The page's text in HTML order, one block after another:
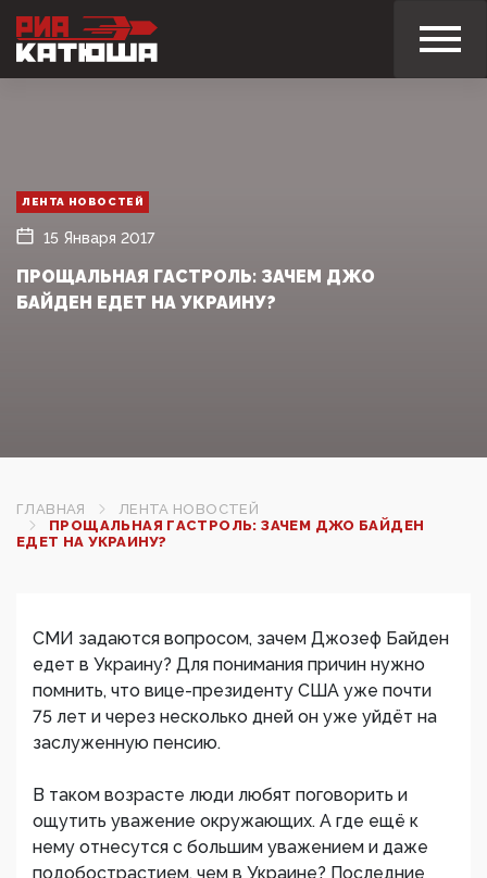
ЛЕНТА НОВОСТЕЙ
15 Января 2017
ПРОЩАЛЬНАЯ ГАСТРОЛЬ: ЗАЧЕМ ДЖО
БАЙДЕН ЕДЕТ НА УКРАИНУ?
ГЛАВНАЯ
ЛЕНТА НОВОСТЕЙ
ПРОЩАЛЬНАЯ ГАСТРОЛЬ: ЗАЧЕМ ДЖО БАЙДЕН
ЕДЕТ НА УКРАИНУ?
СМИ задаются вопросом, зачем Джозеф Байден
едет в Украину? Для понимания причин нужно
помнить, что вице-президенту США уже почти
75 лет и через несколько дней он уже уйдёт на
заслуженную пенсию.
В таком возрасте люди любят поговорить и
ощутить уважение окружающих. А где ещё к
нему отнесутся с большим уважением и даже
подобострастием, чем в Украине? Последние